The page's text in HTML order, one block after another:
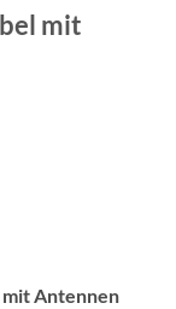
mit
Antennen